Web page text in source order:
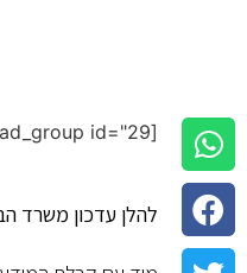
[the_ad_group id="29"]
להלן עדכון משרד